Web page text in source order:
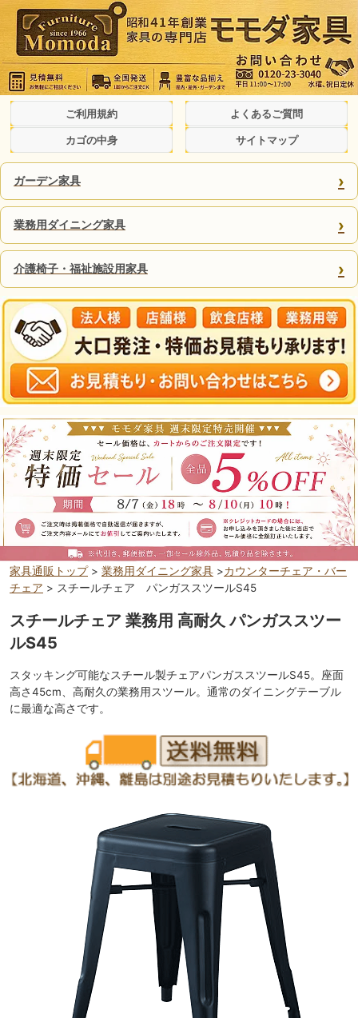
ご利用規約 よくあるご質問
カゴの中身 サイトマップ
ガーデン家具 ›
業務用ダイニング家具 ›
介護椅子・福祉施設用家具 ›
家具通販トップ> 業務用ダイニング家具 >カウンターチェア・バー
チェア > スチールチェア パンガススツールS45
スチールチェア 業務用 高耐久 パンガススツー
ルS45
スタッキング可能なスチール製チェアパンガススツールS45。座面
高さ45cm、高耐久の業務用スツール。通常のダイニングテーブル
に最適な高さです。